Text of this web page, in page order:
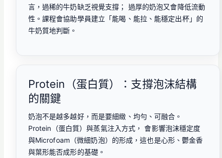
言，過稀的牛奶缺乏視覺支撐； 過厚的奶泡又會降低流動
性。課程會協助學員建立「能喝、能拉、能穩定出杯」的
牛奶質地判斷。
Protein（蛋白質）：支撐泡沫結構
的關鍵
奶泡不是越多越好，而是要細緻、均勻、可融合。
Protein（蛋白質）與蒸氣注入方式， 會影響泡沫穩定度
與Microfoam（微細奶泡）的形成，這也是心形、鬱金香
與葉形能否成形的基礎。